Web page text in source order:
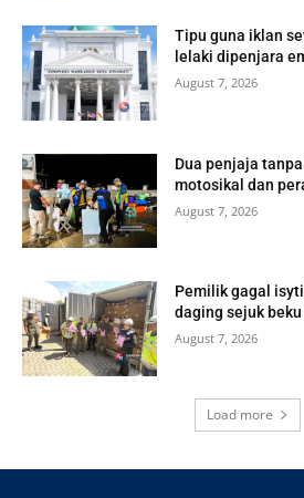
Tipu guna iklan
lelaki dipenjara
August 7, 2026
Dua penjaja
motosikal dan
August 7, 2026
Pemilik gagal
daging sejuk
August 7, 2026
Load more